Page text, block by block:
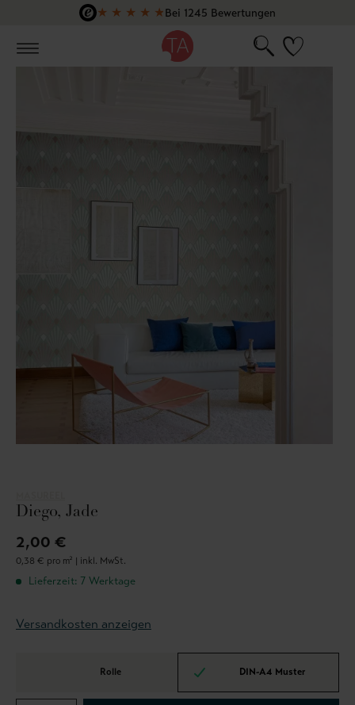
Zum Hauptinhalt springen
★ ★ ★ ★ ★Bei 1245 Bewertungen
Diego, Jade
2,00 €
0,38 € pro m² | inkl. MwSt.
Lieferzeit: 7 Werktage
Versandkosten anzeigen
Rolle DIN-A4 Muster